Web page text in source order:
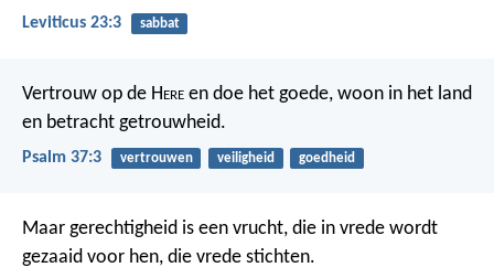
Leviticus 23:3 sabbat
Vertrouw op de Here en doe het goede, woon in het land
en betracht getrouwheid.
Psalm 37:3 vertrouwen veiligheid goedheid
Maar gerechtigheid is een vrucht, die in vrede wordt
gezaaid voor hen, die vrede stichten.